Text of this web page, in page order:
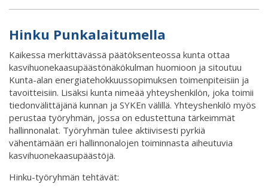
Hinku Punkalaitumella
Kaikessa merkittävässä päätöksenteossa kunta ottaa
kasvihuonekaasupäästönäkökulman huomioon ja sitoutuu
Kunta-alan energiatehokkuussopimuksen toimenpiteisiin ja
tavoitteisiin. Lisäksi kunta nimeää yhteyshenkilön, joka toimii
tiedonvälittäjänä kunnan ja SYKEn välillä. Yhteyshenkilö myös
perustaa työryhmän, jossa on edustettuna tärkeimmät
hallinnonalat. Työryhmän tulee aktiivisesti pyrkiä
vähentämään eri hallinnonalojen toiminnasta aiheutuvia
kasvihuonekaasupäästöjä.
Hinku-työryhmän tehtävät: